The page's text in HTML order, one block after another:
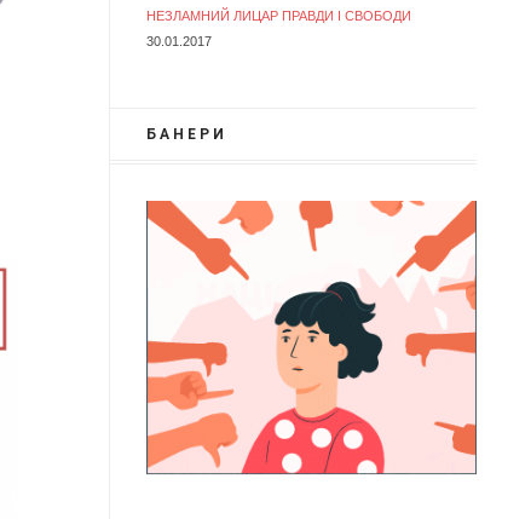
НЕЗЛАМНИЙ ЛИЦАР ПРАВДИ І СВОБОДИ
30.01.2017
БАНЕРИ